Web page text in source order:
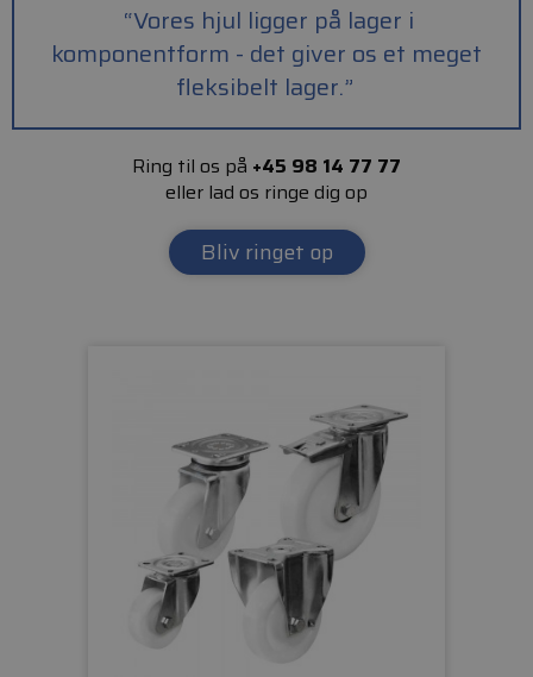
“Vores hjul ligger på lager i
komponentform - det giver os et meget
fleksibelt lager.”
Ring til os på +45 98 14 77 77
eller lad os ringe dig op
Bliv ringet op